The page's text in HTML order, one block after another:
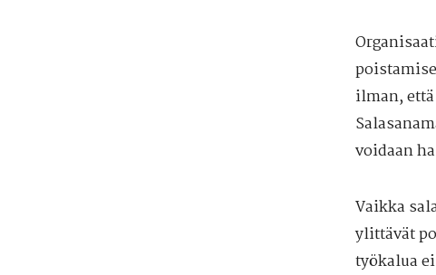
ilman,
voidaan
Vaikka
ylittävät
työkalua